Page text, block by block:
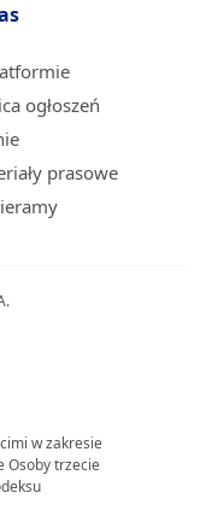
w zakresie
Osoby trzecie
ogłoszeń
prasowe